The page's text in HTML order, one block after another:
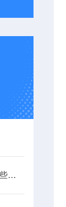
壁挂式振动监测保护仪在哪些领域有广泛应用？